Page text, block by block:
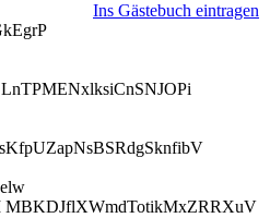
Ins Gästebuch eintragen
MBKDJflXWmdTotikMxZRRXuV